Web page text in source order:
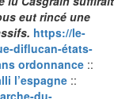
eut rincé une
https://le-
diflucan-états-
ordonnance ::
l’espagne ::
du-